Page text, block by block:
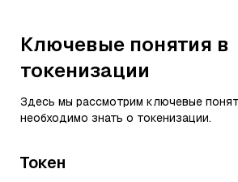
Ключевые понятия в
токенизации
Здесь мы рассмотрим ключевые
необходимо знать о токенизации.
Токен